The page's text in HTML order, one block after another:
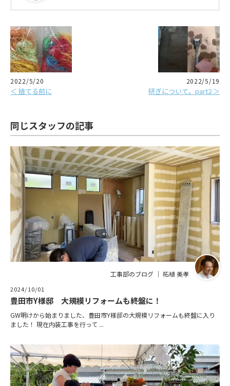
2022/5/20
＜ 捨てる前に
2022/5/19
研ぎについて。part2 ＞
同じスタッフの記事
工事部のブログ ｜ 柘植 美孝
2024/10/01
豊田市Y様邸 大規模リフォームも終盤に！
GW明けから始まりました、豊田市Y様邸の大規模リフォームも終盤に入り
ました！ 現在内装工事を行って ...